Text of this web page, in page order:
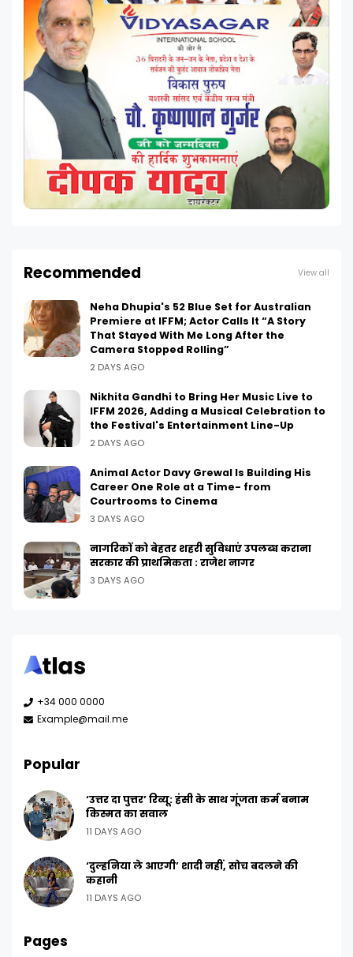
Recommended View all
Neha Dhupia's 52 Blue Set for Australian
Premiere at IFFM; Actor Calls It “A Story
That Stayed With Me Long After the
Camera Stopped Rolling”
2 DAYS AGO
Nikhita Gandhi to Bring Her Music Live to
IFFM 2026, Adding a Musical Celebration to
the Festival's Entertainment Line-Up
2 DAYS AGO
Animal Actor Davy Grewal Is Building His
Career One Role at a Time- from
Courtrooms to Cinema
3 DAYS AGO
नागरिकों को बेहतर शहरी सुविधाएं उपलब्ध कराना
सरकार की प्राथमिकता : राजेश नागर
3 DAYS AGO
+34 000 0000
Example@mail.me
Popular
‘उत्तर दा पुत्तर’ रिव्यू: हंसी के साथ गूंजता कर्म बनाम
किस्मत का सवाल
11 DAYS AGO
‘दुल्हनिया ले आएगी’ शादी नहीं, सोच बदलने की
कहानी
11 DAYS AGO
Pages